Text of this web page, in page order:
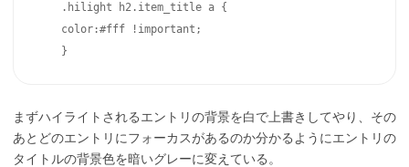
    .hilight h2.item_title a {
    color:#fff !important;
    }
まずハイライトされるエントリの背景を白で上書きしてやり、その
あとどのエントリにフォーカスがあるのか分かるようにエントリの
タイトルの背景色を暗いグレーに変えている。